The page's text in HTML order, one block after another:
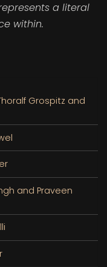
a literal
within.
Grospitz and
and Praveen